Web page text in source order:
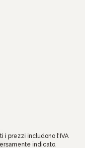
i prezzi includono l'IVA
indicato.